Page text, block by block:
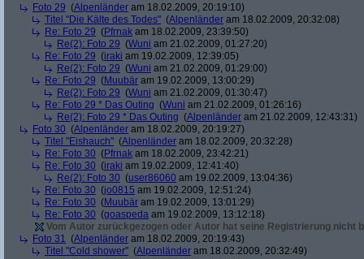
Foto 29 (Alpenländer am 18.02.2009, 20:19:10)
Titel "Die Kälte des Todes" (Alpenländer am 18.02.2009, 20:32:08)
Re: Foto 29 (Pfrnak am 18.02.2009, 23:39:50)
Re(2): Foto 29 (Wuni am 21.02.2009, 01:27:20)
Re: Foto 29 (iraki am 19.02.2009, 12:39:05)
Re(2): Foto 29 (Wuni am 21.02.2009, 01:29:00)
Re: Foto 29 (Muubär am 19.02.2009, 13:00:29)
Re(2): Foto 29 (Wuni am 21.02.2009, 01:30:47)
Re: Foto 29 * Das Outing (Wuni am 21.02.2009, 01:26:16)
Re(2): Foto 29 * Das Outing (Alpenländer am 21.02.2009, 12:43:31)
Foto 30 (Alpenländer am 18.02.2009, 20:19:27)
Titel "Eishauch" (Alpenländer am 18.02.2009, 20:32:28)
Re: Foto 30 (Pfrnak am 18.02.2009, 23:42:21)
Re: Foto 30 (iraki am 19.02.2009, 12:41:40)
Re(2): Foto 30 (user86060 am 19.02.2009, 13:04:36)
Re: Foto 30 (jo0815 am 19.02.2009, 12:51:24)
Re: Foto 30 (Muubär am 19.02.2009, 13:01:29)
Re: Foto 30 (goaspeda am 19.02.2009, 13:12:18)
Vom Autor zurückgezogen oder Autor hat seine Registrierung nicht
Foto 31 (Alpenländer am 18.02.2009, 20:19:43)
Titel "Cold shower" (Alpenländer am 18.02.2009, 20:32:49)